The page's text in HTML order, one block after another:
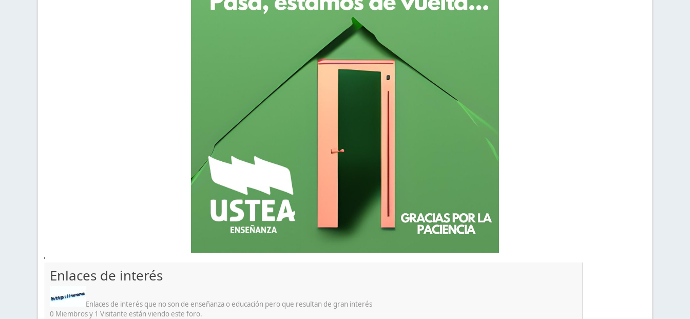
'
Enlaces de interés
Enlaces de interés que no son de enseñanza o educación pero que resultan de gran interés
0 Miembros y 1 Visitante están viendo este foro.